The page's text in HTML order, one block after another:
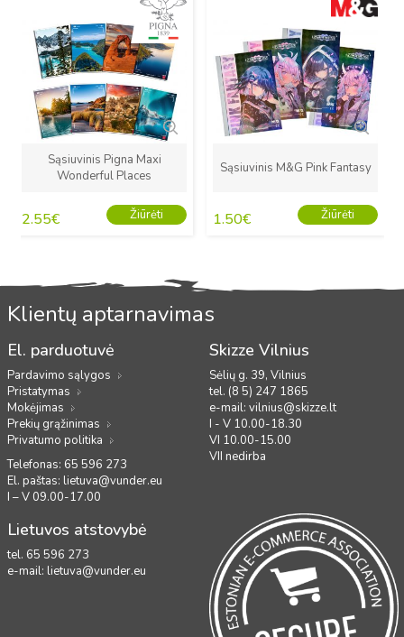
Sąsiuvinis Pigna Maxi
Wonderful Places
2.55€ Žiūrėti
Sąsiuvinis M&G Pink Fantasy
1.50€ Žiūrėti
Klientų aptarnavimas
El. parduotuvė
Pardavimo sąlygos
Pristatymas
Mokėjimas
Prekių grąžinimas
Privatumo politika
Telefonas: 65 596 273
El. paštas: lietuva@vunder.eu
I – V 09.00-17.00
Skizze Vilnius
Sėlių g. 39, Vilnius
tel. (8 5) 247 1865
e-mail: vilnius@skizze.lt
I - V 10.00-18.30
VI 10.00-15.00
VII nedirba
Lietuvos atstovybė
tel. 65 596 273
e-mail: lietuva@vunder.eu